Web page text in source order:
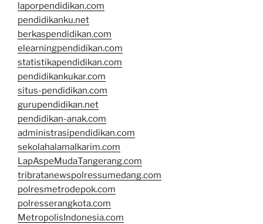
laporpendidikan.com
pendidikanku.net
berkaspendidikan.com
elearningpendidikan.com
statistikapendidikan.com
pendidikankukar.com
situs-pendidikan.com
gurupendidikan.net
pendidikan-anak.com
administrasipendidikan.com
sekolahalamalkarim.com
LapAspeMudaTangerang.com
tribratanewspolressumedang.com
polresmetrodepok.com
polresserangkota.com
MetropolisIndonesia.com